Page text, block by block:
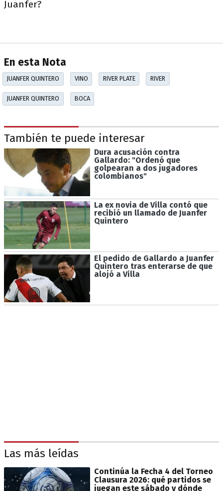
Juanfer?
En esta Nota
JUANFER QUINTERO VINO RIVER PLATE RIVER
JUANFER QUINTERO BOCA
También te puede interesar
Dura acusación contra
Gallardo: "Ordenó que
golpearan a dos jugadores
colombianos"
La ex novia de Villa contó que
recibió un llamado de Juanfer
Quintero
El pedido de Gallardo a Juanfer
Quintero tras enterarse de que
alojó a Villa
Las más leídas
Continúa la Fecha 4 del Torneo
Clausura 2026: qué partidos se
juegan este sábado y dónde